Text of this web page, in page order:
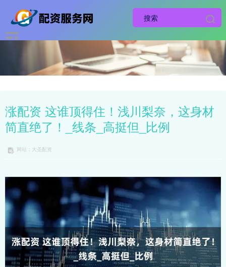
涨配资 这谁顶得住！浅川梨奈，这身材
简直绝了！_线条_高挺但_比例
网站：大圣配资